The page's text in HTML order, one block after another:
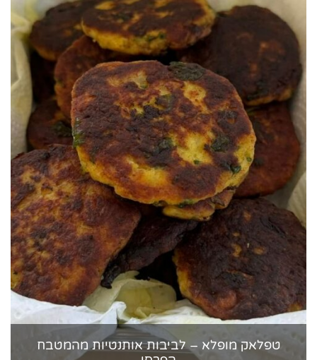
טפלאק מופלא – לביבות אותנטיות מהמטבח